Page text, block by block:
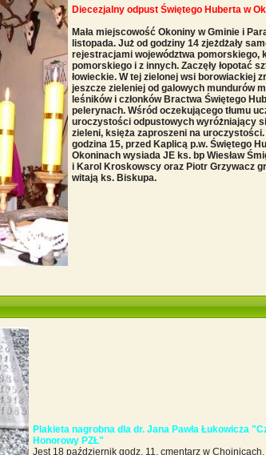
Diecezjalny odpust Świętego Huberta w
Mała miejscowość Okoniny w Gminie i
listopada. Już od godziny 14 zjeżdżały
rejestracjami województwa pomorskiego,
pomorskiego i z innych. Zaczęły łopotać
łowieckie. W tej zielonej wsi borowiackiej
jeszcze zieleniej od galowych mundurów
leśników i członków Bractwa Świętego
pelerynach. Wśród oczekującego tłumu
uroczystości odpustowych wyróżniający
zieleni, księża zaproszeni na uroczystości.
godzina 15, przed Kaplicą p.w. Świętego
Okoninach wysiada JE ks. bp Wiesław
i Karol Kroskowscy oraz Piotr Grzywacz
witają ks. Biskupa.
Plakieta nagrobna dla dr. Jana Pawła Łukowicza
Honorowy PZŁ"
Jest 18 październik godz. 11, cmentarz w